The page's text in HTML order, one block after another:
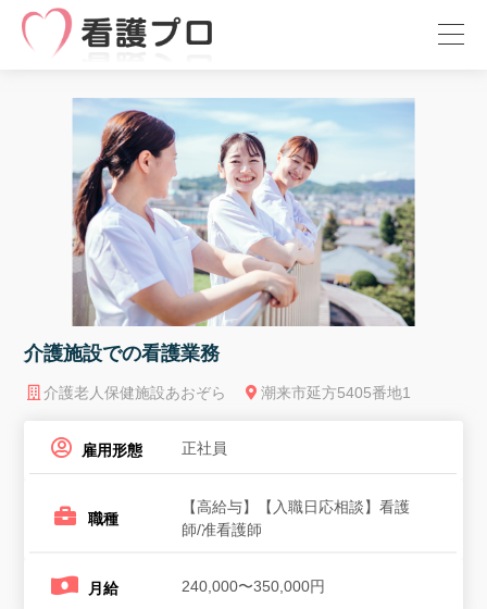
介護施設での看護業務
介護老人保健施設あおぞら 潮来市延方5405番地1
雇用形態 正社員
職種
【高給与】【入職日応相談】看護
師/准看護師
月給 240,000〜350,000円